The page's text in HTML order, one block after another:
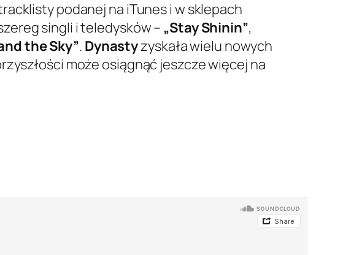
podanej na iTunes i w sklepach
singli i teledysków – „Stay Shinin”,
the Sky”. Dynastyzyskała wielu nowych
może osiągnąć jeszcze więcej na